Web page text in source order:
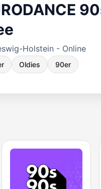
Holstein - Online
Oldies 90er